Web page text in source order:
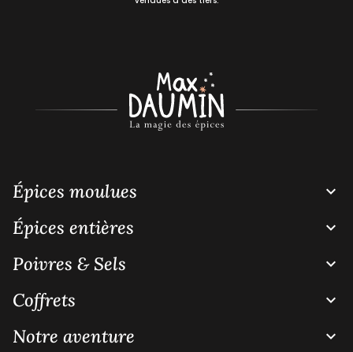
Épices moulues 
Épices entières 
Poivres & Sels 
Coffrets 
Notre aventure 